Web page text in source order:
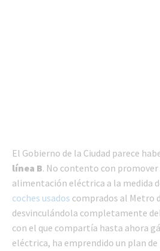
El Gobierno de la Ciudad parece
línea B. No contento con promover
alimentación eléctrica a la medida
coches usados comprados al Metro
desvinculándola completamente
con el que compartía hasta ahora
eléctrica, ha emprendido un plan